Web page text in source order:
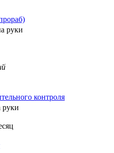
руки
контроля
руки